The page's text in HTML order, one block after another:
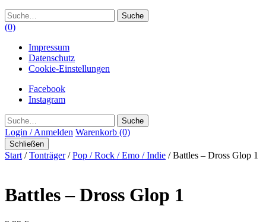
Suche
(0)
Impressum
Datenschutz
Cookie-Einstellungen
Facebook
Instagram
Suche
Login / Anmelden Warenkorb (0)
Schließen
Start /Tonträger/Pop / Rock / Emo / Indie / Battles – Dross Glop 1
Battles – Dross Glop 1